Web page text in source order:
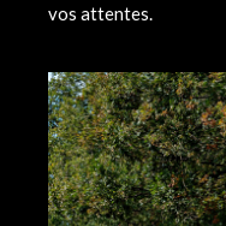
vos attentes.